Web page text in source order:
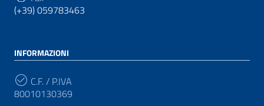
(+39) 059783463
INFORMAZIONI
C.F. / P.IVA
80010130369